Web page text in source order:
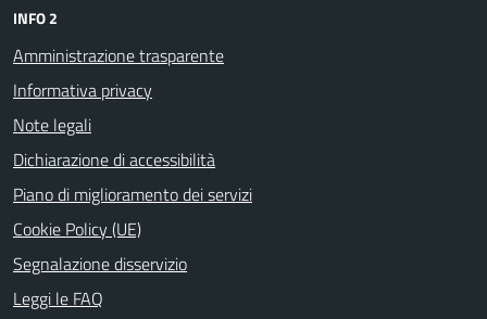
INFO 2
Amministrazione trasparente
Informativa privacy
Note legali
Dichiarazione di accessibilità
Piano di miglioramento dei servizi
Cookie Policy (UE)
Segnalazione disservizio
Leggi le FAQ